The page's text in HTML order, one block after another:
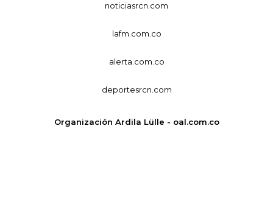
noticiasrcn.com
lafm.com.co
alerta.com.co
deportesrcn.com
Organización Ardila Lülle - oal.com.co